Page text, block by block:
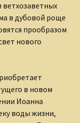
в дубовой роще
прообразом
нового
в новом
Иоанна
воды жизни,